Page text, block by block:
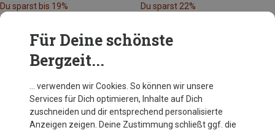
Du sparst bis 19% Du sparst 22%
Andere Kunden kauften auch
Für Deine schönste
Bergzeit...
… verwenden wir Cookies. So können wir unsere
Services für Dich optimieren, Inhalte auf Dich
zuschneiden und dir entsprechend personalisierte
Anzeigen zeigen. Deine Zustimmung schließt ggf. die